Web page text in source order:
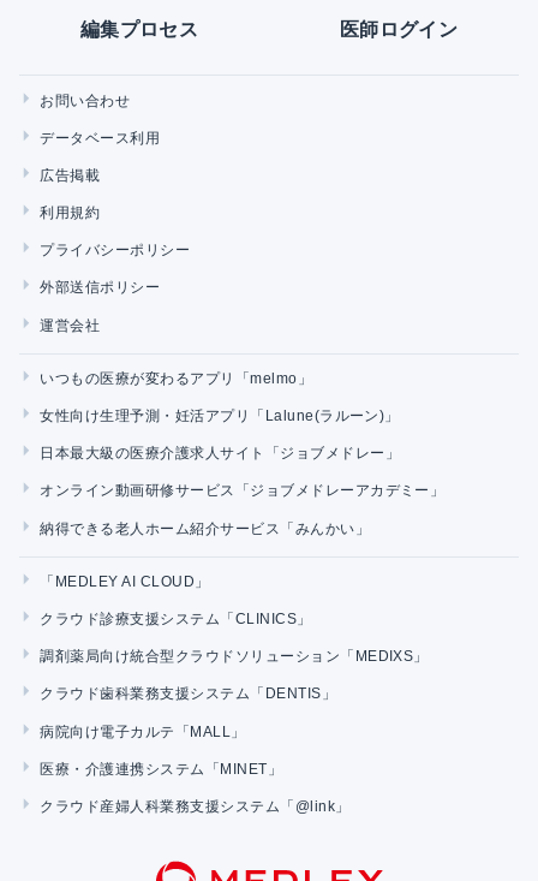
編集プロセス 医師ログイン
お問い合わせ
データベース利用
広告掲載
利用規約
プライバシーポリシー
外部送信ポリシー
運営会社
いつもの医療が変わるアプリ「melmo」
女性向け生理予測・妊活アプリ「Lalune(ラルーン)」
日本最大級の医療介護求人サイト「ジョブメドレー」
オンライン動画研修サービス「ジョブメドレーアカデミー」
納得できる老人ホーム紹介サービス「みんかい」
「MEDLEY AI CLOUD」
クラウド診療支援システム「CLINICS」
調剤薬局向け統合型クラウドソリューション「MEDIXS」
クラウド歯科業務支援システム「DENTIS」
病院向け電子カルテ「MALL」
医療・介護連携システム「MINET」
クラウド産婦人科業務支援システム「@link」